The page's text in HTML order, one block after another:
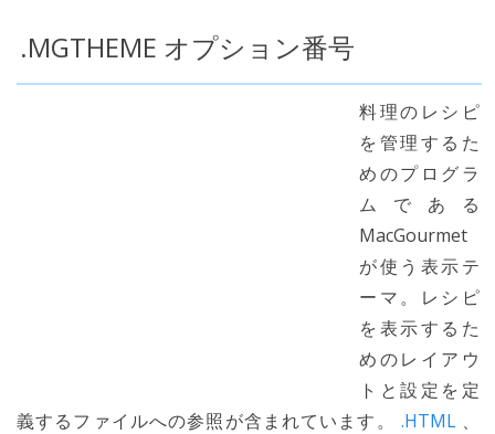
.MGTHEME オプション番号
料理のレシピ
を管理するた
めのプログラ
ムである
MacGourmet
が使う表示テ
ーマ。レシピ
を表示するた
めのレイアウ
トと設定を定
義するファイルへの参照が含まれています。 .HTML、